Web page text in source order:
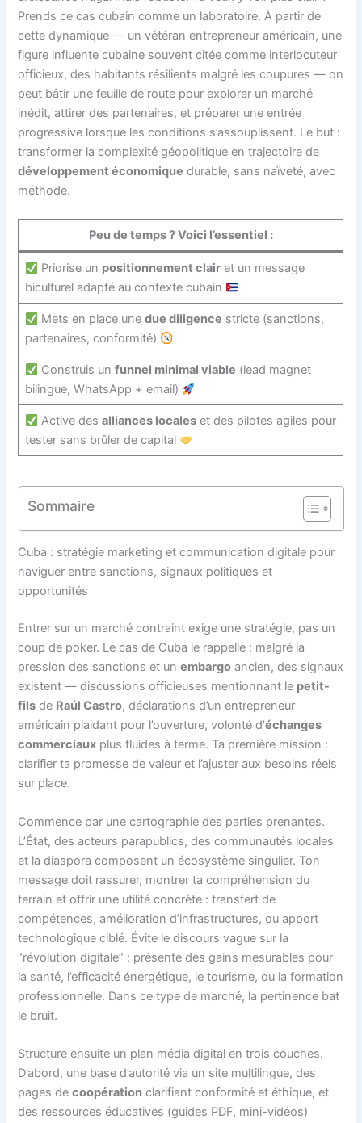
Prends ce cas cubain comme un laboratoire. À partir de
cette dynamique — un vétéran entrepreneur américain, une
figure influente cubaine souvent citée comme interlocuteur
officieux, des habitants résilients malgré les coupures — on
peut bâtir une feuille de route pour explorer un marché
inédit, attirer des partenaires, et préparer une entrée
progressive lorsque les conditions s’assouplissent. Le but :
transformer la complexité géopolitique en trajectoire de
développement économique durable, sans naïveté, avec
méthode.
Peu de temps ? Voici l’essentiel :
Priorise un positionnement clair et un message
biculturel adapté au contexte cubain
Mets en place unedue diligence stricte (sanctions,
partenaires, conformité)
Construis unfunnel minimal viable (lead magnet
bilingue, WhatsApp + email)
Active desalliances locales et des pilotes agiles pour
tester sans brûler de capital
Sommaire
Cuba : stratégie marketing et communication digitale pour
naviguer entre sanctions, signaux politiques et
opportunités
Entrer sur un marché contraint exige une stratégie, pas un
coup de poker. Le cas de Cuba le rappelle : malgré la
pression des sanctions et unembargo ancien, des signaux
existent — discussions officieuses mentionnant le petit-
fils de Raúl Castro, déclarations d’un entrepreneur
américain plaidant pour l’ouverture, volonté d’échanges
commerciaux plus fluides à terme. Ta première mission :
clarifier ta promesse de valeur et l’ajuster aux besoins réels
sur place.
Commence par une cartographie des parties prenantes.
L’État, des acteurs parapublics, des communautés locales
et la diaspora composent un écosystème singulier. Ton
message doit rassurer, montrer ta compréhension du
terrain et offrir une utilité concrète : transfert de
compétences, amélioration d’infrastructures, ou apport
technologique ciblé. Évite le discours vague sur la
“révolution digitale” : présente des gains mesurables pour
la santé, l’efficacité énergétique, le tourisme, ou la formation
professionnelle. Dans ce type de marché, la pertinence bat
le bruit.
Structure ensuite un plan média digital en trois couches.
D’abord, une base d’autorité via un site multilingue, des
pages decoopération clarifiant conformité et éthique, et
des ressources éducatives (guides PDF, mini-vidéos)